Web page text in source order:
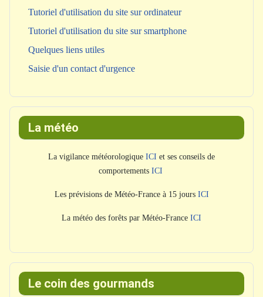
Tutoriel d'utilisation du site sur ordinateur
Tutoriel d'utilisation du site sur smartphone
Quelques liens utiles
Saisie d'un contact d'urgence
La météo
La vigilance météorologique ICI et ses conseils de
comportements ICI
Les prévisions de Météo-France à 15 jours ICI
La météo des forêts par Météo-France ICI
Le coin des gourmands